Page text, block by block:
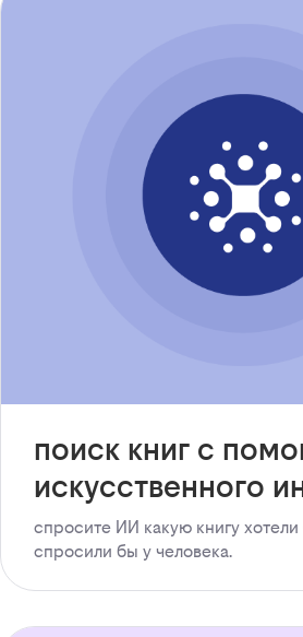
поиск книг с
искусственного
спросите ИИ какую книгу хотели
спросили бы у человека.